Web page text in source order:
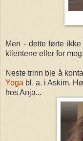
Men - dette førte
klientene eller for
Neste trinn ble å
Yoga bl. a. i Askim.
hos Anja...